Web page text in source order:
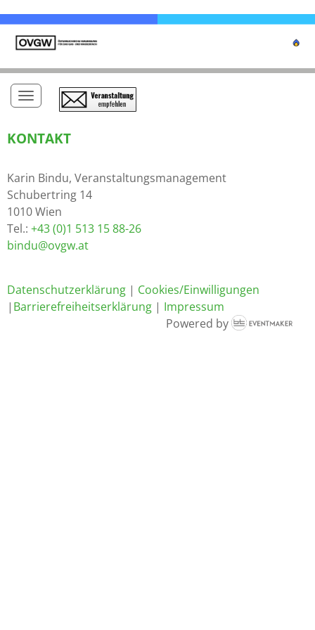
Toggle navigation
KONTAKT
Karin Bindu, Veranstaltungsmanagement
Schubertring 14
1010 Wien
Tel.: +43 (0)1 513 15 88-26
bindu@ovgw.at
Datenschutzerklärung | Cookies/Einwilligungen
| Barrierefreiheitserklärung | Impressum
Powered by